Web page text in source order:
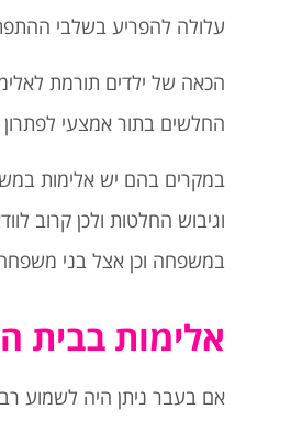
עלולה להפריע בשלבי
הכאה של ילדים תורמת
החלשים בתור אמצעי
במקרים בהם יש אלימות
וגיבוש החלטות ולכן קרוב
במשפחה וכן אצל בני
אלימות בבית
אם בעבר ניתן היה לשמוע